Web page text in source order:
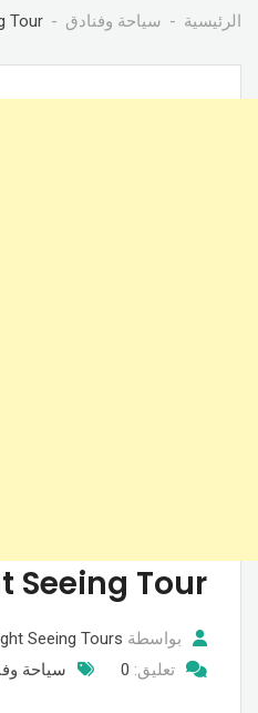
الرئيسية سياحة وفنادق Tour
Seeing Tour
بواسطة Seeing Tours
تعليق: 0 سياحة